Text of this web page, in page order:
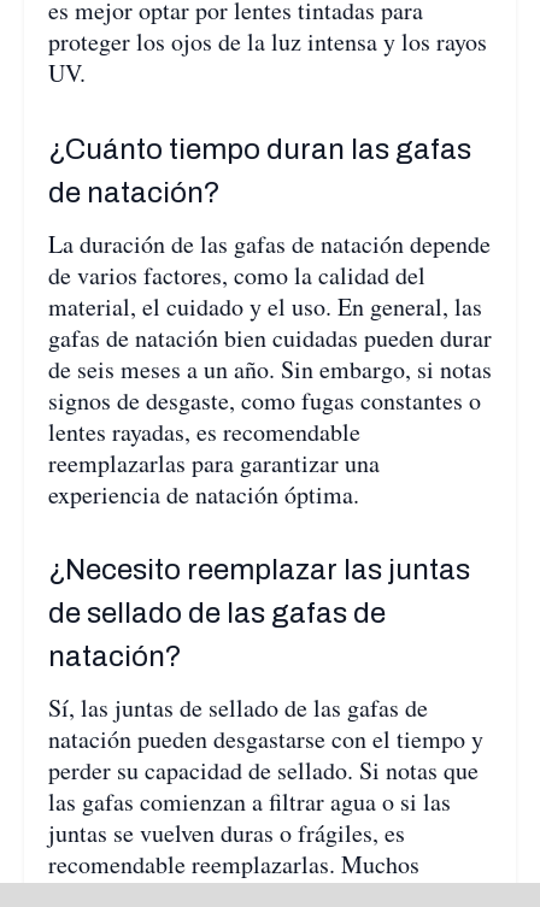
es mejor optar por lentes tintadas para
proteger los ojos de la luz intensa y los rayos
UV.
¿Cuánto tiempo duran las gafas
de natación?
La duración de las gafas de natación depende
de varios factores, como la calidad del
material, el cuidado y el uso. En general, las
gafas de natación bien cuidadas pueden durar
de seis meses a un año. Sin embargo, si notas
signos de desgaste, como fugas constantes o
lentes rayadas, es recomendable
reemplazarlas para garantizar una
experiencia de natación óptima.
¿Necesito reemplazar las juntas
de sellado de las gafas de
natación?
Sí, las juntas de sellado de las gafas de
natación pueden desgastarse con el tiempo y
perder su capacidad de sellado. Si notas que
las gafas comienzan a filtrar agua o si las
juntas se vuelven duras o frágiles, es
recomendable reemplazarlas. Muchos